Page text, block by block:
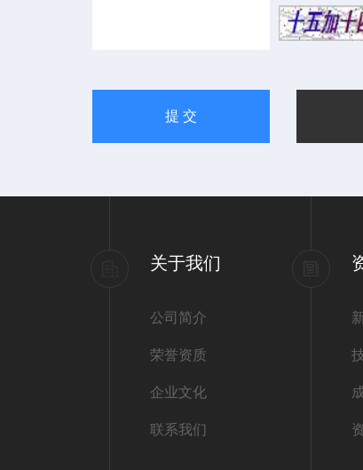
关于我们
公司简介
荣誉资质
企业文化
联系我们